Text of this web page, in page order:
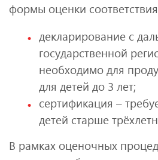
формы оценки
декларирование с
государственной
необходимо для
для детей до 3 лет;
сертификация –
детей старше
В рамках оценочных